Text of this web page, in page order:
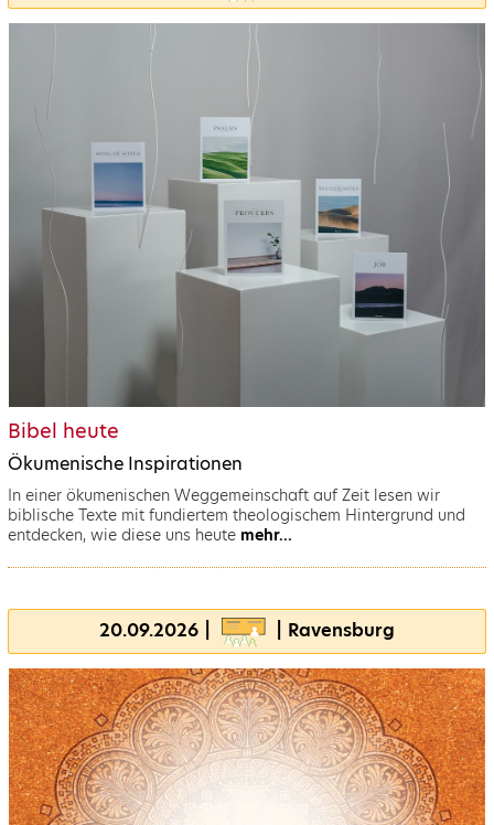
Bibel heute
Ökumenische Inspirationen
In einer ökumenischen Weggemeinschaft auf Zeit lesen wir
biblische Texte mit fundiertem theologischem Hintergrund und
entdecken, wie diese uns heutemehr...
20.09.2026 | | Ravensburg